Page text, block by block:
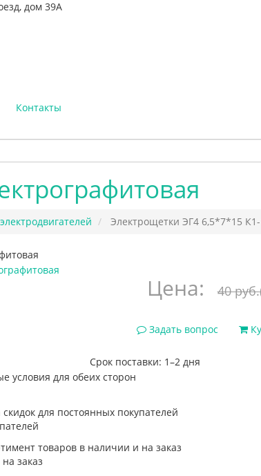
дом 39А
Контакты
Электрощетки ЭГ4 6,5*7*15
Цена: 40 руб.
Задать вопрос
Срок поставки: 1–2 дня
заказ